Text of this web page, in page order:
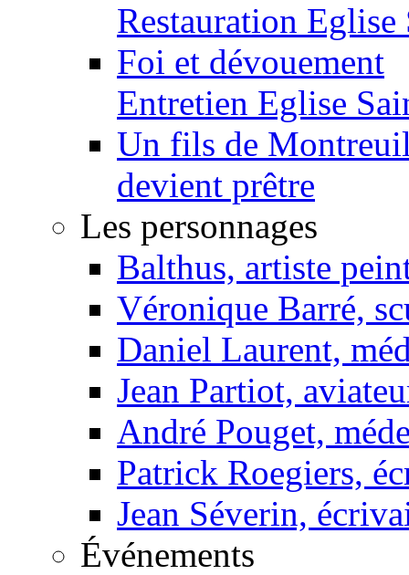
Restauration Eglise
Foi et dévouement
Entretien Eglise
Un fils de
devient prêtre
Les personnages
Balthus, artiste
Véronique Barré,
Daniel Laurent,
Jean Partiot,
André Pouget,
Patrick Roegiers,
Jean Séverin,
Événements